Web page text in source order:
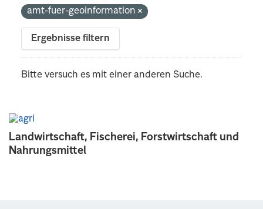
Landwirtschaft, Fischerei, Forstwirtschaft und
Nahrungsmittel
amt-fuer-geoinformation
Ergebnisse filtern
Bitte versuch es mit einer anderen Suche.